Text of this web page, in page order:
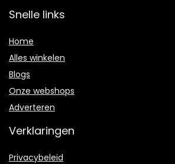
Snelle links
Home
Alles winkelen
Blogs
Onze webshops
Adverteren
Verklaringen
Privacybeleid